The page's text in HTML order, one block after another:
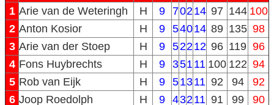
1 Arie van de Weteringh H 9 70214 97 144 100
2 Anton Kosior H 9 54014 89 135 98
3 Arie van der Stoep H 9 52212 96 119 96
4 Fons Huybrechts H 9 35111 100 122 94
5 Rob van Eijk H 9 51311 92 94
92
6 Joop Roedolph H 9 43211 91 99
90